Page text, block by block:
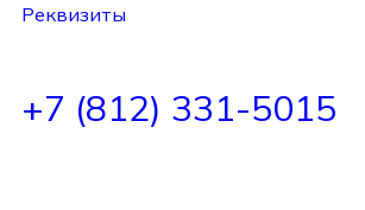
Реквизиты
+7 (812) 331-5015